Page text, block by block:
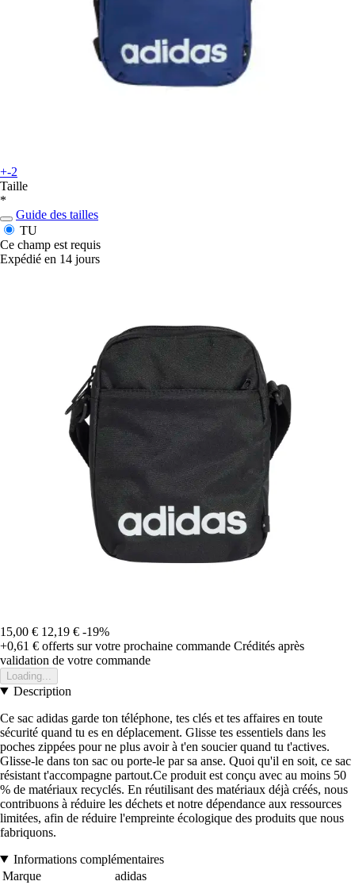
+-2
Taille
*
Guide des tailles
TU
Ce champ est requis
Expédié en 14 jours
15,00 € 12,19 € -19%
+0,61 € offerts sur votre prochaine commande Crédités après
validation de votre commande
Loading...
Description
Ce sac adidas garde ton téléphone, tes clés et tes affaires en toute
sécurité quand tu es en déplacement. Glisse tes essentiels dans les
poches zippées pour ne plus avoir à t'en soucier quand tu t'actives.
Glisse-le dans ton sac ou porte-le par sa anse. Quoi qu'il en soit, ce sac
résistant t'accompagne partout.Ce produit est conçu avec au moins 50
% de matériaux recyclés. En réutilisant des matériaux déjà créés, nous
contribuons à réduire les déchets et notre dépendance aux ressources
limitées, afin de réduire l'empreinte écologique des produits que nous
fabriquons.
Informations complémentaires
Marque
adidas